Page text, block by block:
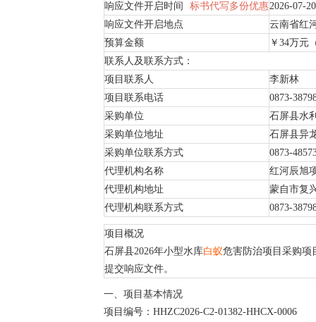
响应文件开启时间
标书代写多份优惠2026-07-
响应文件开启地点
云南省红
预算金额
￥34万元
联系人及联系方式：
项目联系人
李新林
项目联系电话
0873-
采购单位
石屏县水
采购单位地址
石屏县异
采购单位联系方式
0873-
代理机构名称
红河辰旭
代理机构地址
蒙自市复
代理机构联系方式
0873-
项目概况
石屏县2026年小型水库白蚁危害防治项目采购项
提交响应文件。
一、项目基本情况
项目编号：HHZC2026-C2-01382-HHCX-0006